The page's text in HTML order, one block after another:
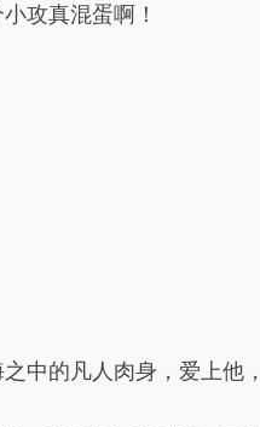
攻真混蛋啊！
中的凡人肉身，爱上他